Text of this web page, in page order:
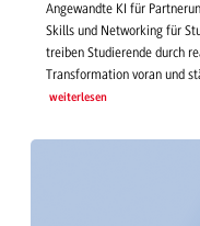
Angewandte KI für
Skills und Networking für
treiben Studierende durch
Transformation voran und
weiterlesen